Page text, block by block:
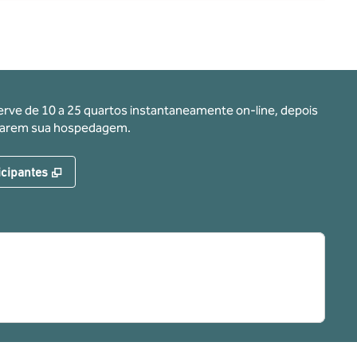
de 10 a 25 quartos instantaneamente on-line, depois
sua hospedagem.
,